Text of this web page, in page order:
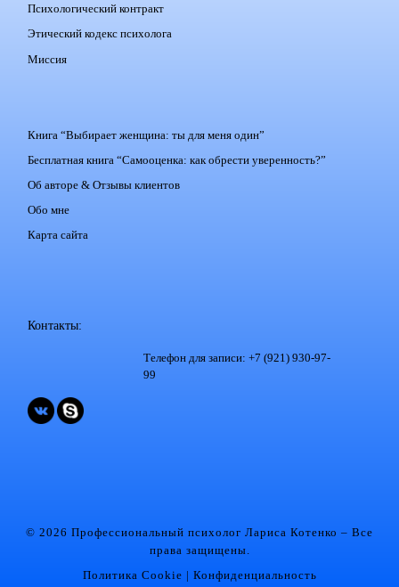
Психологический контракт
Этический кодекс психолога
Миссия
Книга “Выбирает женщина: ты для меня один”
Бесплатная книга “Самооценка: как обрести уверенность?”
Об авторе & Отзывы клиентов
Обо мне
Карта сайта
Контакты:
Телефон для записи: +7 (921) 930-97-
99
© 2026 Профессиональный психолог Лариса Котенко – Все
права защищены.
Политика Cookie | Конфиденциальность